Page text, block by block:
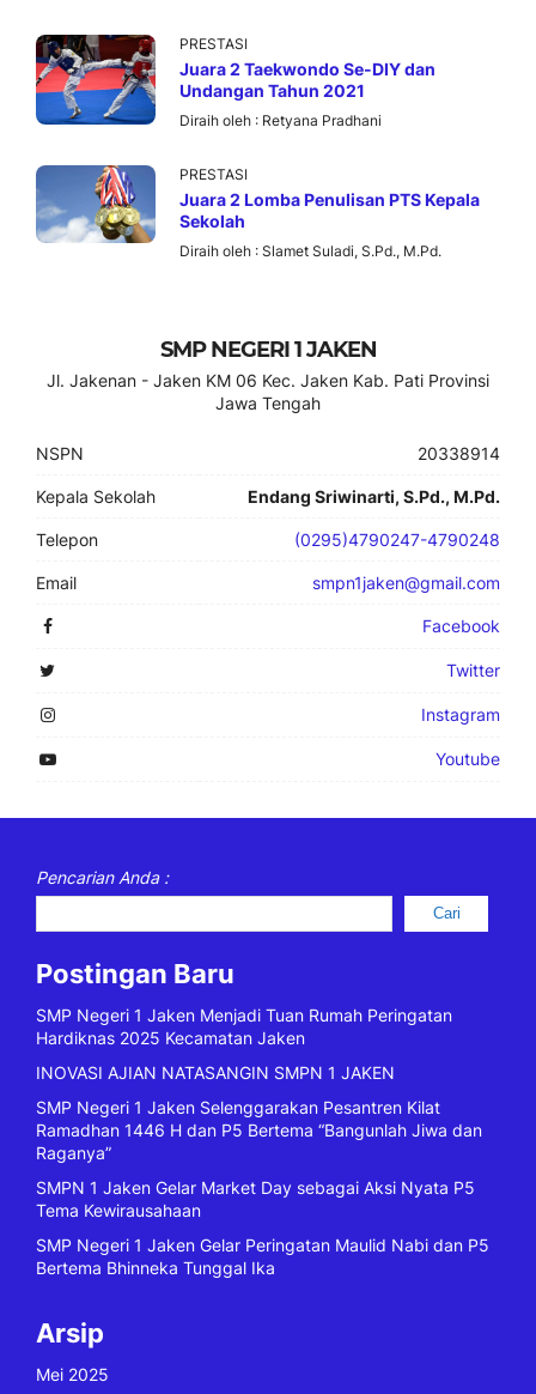
PRESTASI
Juara 2 Taekwondo Se-DIY dan
Undangan Tahun 2021
Diraih oleh : Retyana Pradhani
PRESTASI
Juara 2 Lomba Penulisan PTS Kepala
Sekolah
Diraih oleh : Slamet Suladi, S.Pd., M.Pd.
SMP NEGERI 1 JAKEN
Jl. Jakenan - Jaken KM 06 Kec. Jaken Kab. Pati Provinsi
Jawa Tengah
NSPN 20338914
Kepala Sekolah Endang Sriwinarti, S.Pd., M.Pd.
Telepon (0295)4790247-4790248
Email smpn1jaken@gmail.com
Facebook
Twitter
Instagram
Youtube
Pencarian Anda :
Cari
Postingan Baru
SMP Negeri 1 Jaken Menjadi Tuan Rumah Peringatan
Hardiknas 2025 Kecamatan Jaken
INOVASI AJIAN NATASANGIN SMPN 1 JAKEN
SMP Negeri 1 Jaken Selenggarakan Pesantren Kilat
Ramadhan 1446 H dan P5 Bertema “Bangunlah Jiwa dan
Raganya”
SMPN 1 Jaken Gelar Market Day sebagai Aksi Nyata P5
Tema Kewirausahaan
SMP Negeri 1 Jaken Gelar Peringatan Maulid Nabi dan P5
Bertema Bhinneka Tunggal Ika
Arsip
Mei 2025